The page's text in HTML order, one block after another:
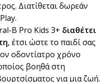
Διατίθεται δωρεάν
B Pro Kids 3+ διαθέτει
, έτσι ώστε το παιδί σας
οδοντίατρο χρόνο
βοηθά στη
για μια ζωή.